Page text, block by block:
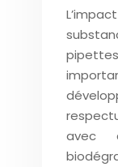
avec